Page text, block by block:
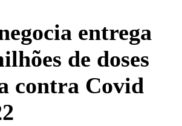
entrega
de doses
contra Covid